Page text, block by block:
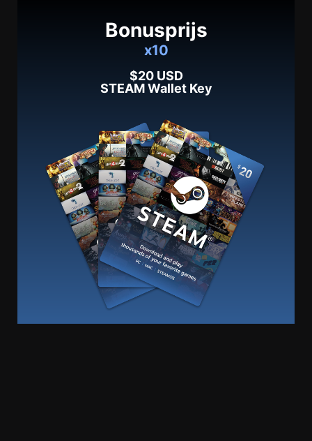
Bonusprijs
x10
$20 USD
STEAM Wallet Key